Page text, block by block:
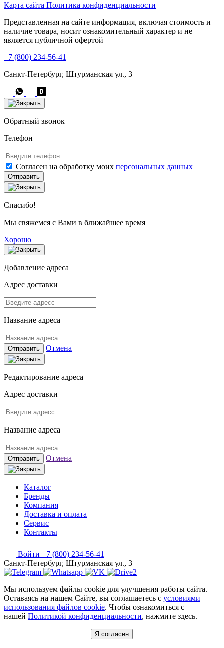
Карта сайта Политика конфиденциальности
Представленная на сайте информация, включая стоимость и
наличие товара, носит ознакомительный характер и не
является публичной офертой
+7 (800) 234-56-41
Санкт-Петербург, Штурманская ул., 3
Обратный звонок
Телефон
Согласен на обработку моих персональных данных
Отправить
Спасибо!
Мы свяжемся с Вами в ближайшее время
Хорошо
Добавление адреса
Адрес доставки
Название адреса
Отправить Отмена
Редактирование адреса
Адрес доставки
Название адреса
Отправить Отмена
Каталог
Бренды
Компания
Доставка и оплата
Сервис
Контакты
Войти +7 (800) 234-56-41
Санкт-Петербург, Штурманская ул., 3
Мы используем файлы cookie для улучшения работы сайта.
Оставаясь на нашем Сайте, вы соглашаетесь с условиями
использования файлов cookie. Чтобы ознакомиться с
нашей Политикой конфиденциальности, нажмите здесь.
Я согласен